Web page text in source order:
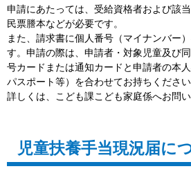
申請にあたっては、受給資格者および該
民票謄本などが必要です。
また、請求書に個人番号（マイナンバー
す。申請の際は、申請者・対象児童及び
号カードまたは通知カードと申請者の本
パスポート等）を合わせてお持ちください
詳しくは、こども課こども家庭係へお問い
児童扶養手当現況届に